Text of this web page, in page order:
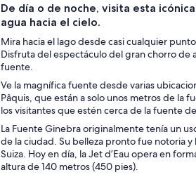
De día o de noche, visita esta
agua hacia el cielo.
Mira hacia el lago desde casi cualquier
Disfruta del espectáculo del gran chorro de
fuente.
Ve la magnífica fuente desde varias
Pâquis, que están a solo unos metros de la
los visitantes que estén cerca de la fuente
La Fuente Ginebra originalmente tenía un
de la ciudad. Su belleza pronto fue notoria
Suiza. Hoy en día, la Jet d’Eau opera en
altura de 140 metros (450 pies).